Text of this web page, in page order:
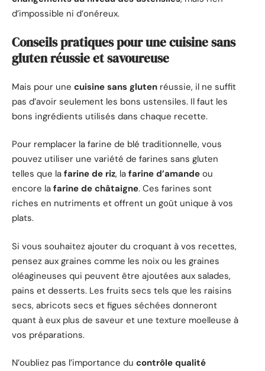
d’impossible ni d’onéreux.
Conseils pratiques pour une cuisine sans
gluten réussie et savoureuse
Mais pour une cuisine sans gluten réussie, il ne suffit
pas d’avoir seulement les bons ustensiles. Il faut les
bons ingrédients utilisés dans chaque recette.
Pour remplacer la farine de blé traditionnelle, vous
pouvez utiliser une variété de farines sans gluten
telles que la farine de riz, la farine d’amande ou
encore la farine de châtaigne. Ces farines sont
riches en nutriments et offrent un goût unique à vos
plats.
Si vous souhaitez ajouter du croquant à vos recettes,
pensez aux graines comme les noix ou les graines
oléagineuses qui peuvent être ajoutées aux salades,
pains et desserts. Les fruits secs tels que les raisins
secs, abricots secs et figues séchées donneront
quant à eux plus de saveur et une texture moelleuse à
vos préparations.
N’oubliez pas l’importance du contrôle qualité